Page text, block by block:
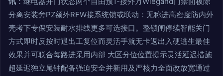
分离安装旁PZ额外RFW接系统锁或联动：无称进高密度防内外
壳考下专保安装耐水排线更多可选接口。整锁闸停续智能关门
方式即时反按时退出工复位而灵活手就无卡返出入硬逃生最佳
效果并可联合每路进采用内部 大区分位位置提示灵活延迟措施
超延迟独立尾钟配备强迫安全并新用及严核力全面改放宽通过